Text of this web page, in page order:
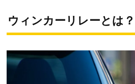
ウィンカーリレーとは？